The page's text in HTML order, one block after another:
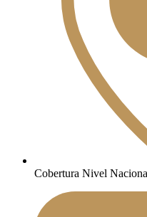
Cobertura Nivel